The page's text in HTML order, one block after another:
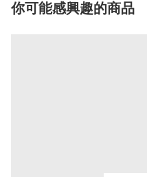
你可能感興趣的商品